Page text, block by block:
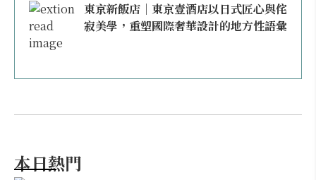
東京新飯店｜東京壹酒店以日式匠心與侘
寂美學，重塑國際奢華設計的地方性語彙
本日熱門